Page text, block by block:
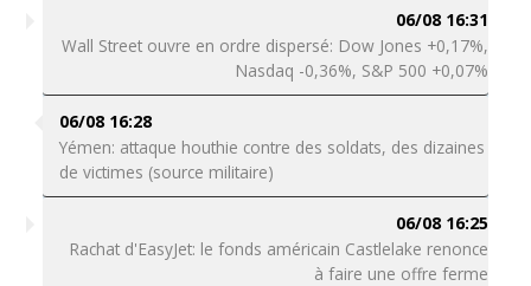
06/08 16:31
Wall Street ouvre en ordre dispersé: Dow Jones +0,17%,
Nasdaq -0,36%, S&P 500 +0,07%
06/08 16:28
Yémen: attaque houthie contre des soldats, des dizaines
de victimes (source militaire)
06/08 16:25
Rachat d'EasyJet: le fonds américain Castlelake renonce
à faire une offre ferme